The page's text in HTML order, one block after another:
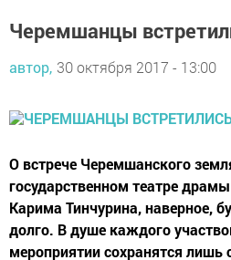
Черемшанцы
автор, 30 октября 2017 - 13:00
О встрече Черемшанского
государственном театре
Карима Тинчурина, наверное,
долго. В душе каждого
мероприятии сохранятся